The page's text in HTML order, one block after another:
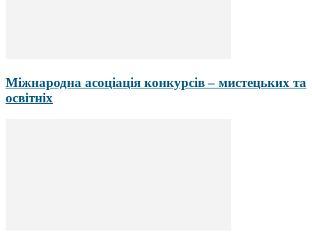
Міжнародна асоціація конкурсів – мистецьких та
освітніх